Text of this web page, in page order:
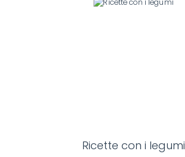
Ricette con i legumi